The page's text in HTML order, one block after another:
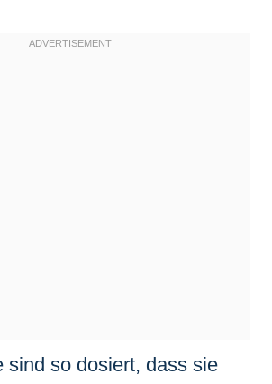
sind so dosiert, dass sie